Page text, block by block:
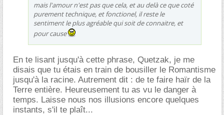
mais l'amour n'est pas que cela, et au delà ce que coté
purement technique, et fonctionel, il reste le
sentiment le plus agréable qui soit de connaitre, et
pour cause
En te lisant jusqu'à cette phrase, Quetzak, je me
disais que tu étais en train de bousiller le Romantisme
jusqu'à la racine. Autrement dit : de te faire haïr de la
Terre entière. Heureusement tu as vu le danger à
temps. Laisse nous nos illusions encore quelques
instants, s'il te plaît...